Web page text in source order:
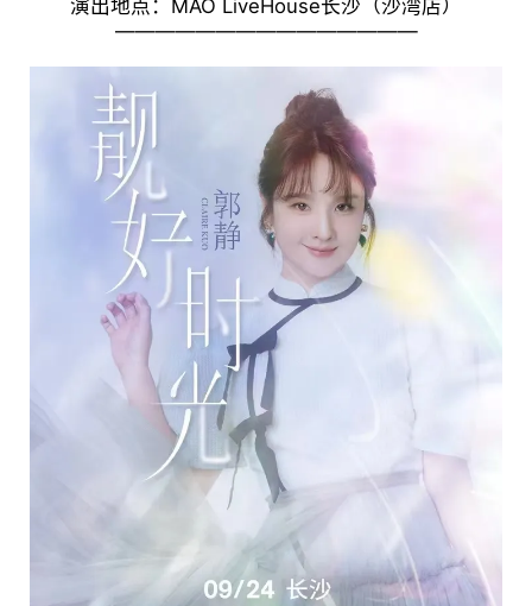
演出地点：MAO LiveHouse长沙（沙湾店）
———————————————